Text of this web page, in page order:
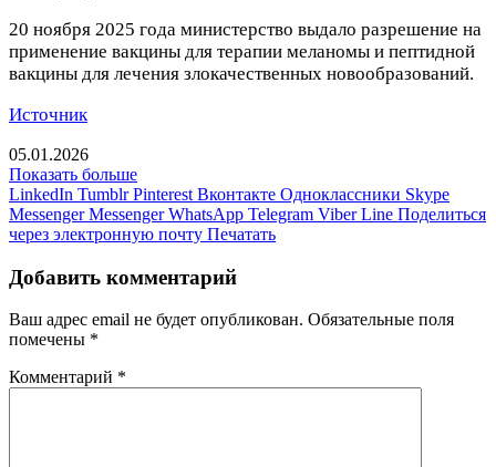
20 ноября 2025 года министерство выдало разрешение на
применение вакцины для терапии меланомы и пептидной
вакцины для лечения злокачественных новообразований.
Источник
05.01.2026
Показать больше
LinkedIn Tumblr Pinterest Вконтакте Одноклассники Skype
Messenger Messenger WhatsApp Telegram Viber Line Поделиться
через электронную почту Печатать
Добавить комментарий
Ваш адрес email не будет опубликован. Обязательные поля
помечены *
Комментарий *